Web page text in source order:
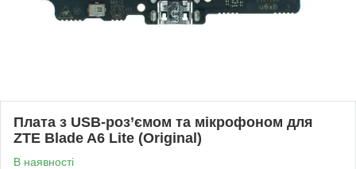
Плата з USB-роз’ємом та мікрофоном для
ZTE Blade A6 Lite (Original)
В наявності